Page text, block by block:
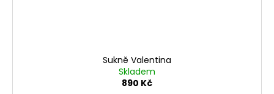
Sukně Valentina
Skladem
890 Kč